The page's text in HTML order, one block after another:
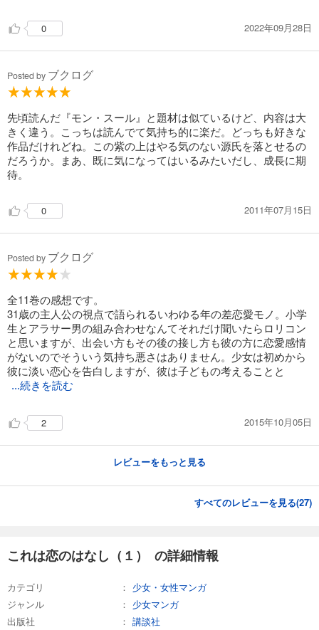
0 2022年09月28日
Posted by ブクログ
先頃読んだ『モン・スール』と題材は似ているけど、内容は大
きく違う。こっちは読んでて気持ち的に楽だ。どっちも好きな
作品だけれどね。この紫の上はやる気のない源氏を落とせるの
だろうか。まあ、既に気になってはいるみたいだし、成長に期
待。
0 2011年07月15日
Posted by ブクログ
全11巻の感想です。
31歳の主人公の視点で語られるいわゆる年の差恋愛モノ。小学
生とアラサー男の組み合わせなんてそれだけ聞いたらロリコン
と思いますが、出会い方もその後の接し方も彼の方に恋愛感情
がないのでそういう気持ち悪さはありません。少女は初めから
彼に淡い恋心を告白しますが、彼は子どもの考えることと
...続きを読む
2 2015年10月05日
レビューをもっと見る
すべてのレビューを見る(27)
これは恋のはなし（１） の詳細情報
カテゴリ
少女・女性マンガ
ジャンル
少女マンガ
出版社
講談社